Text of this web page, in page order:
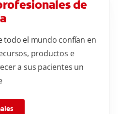
de
todo el mundo confían en
productos e
a sus pacientes un